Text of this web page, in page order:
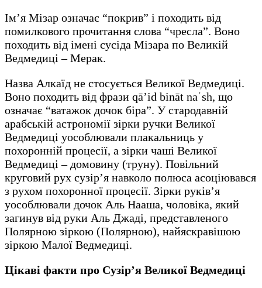
Ім’я Мізар означає “покрив” і походить від
помилкового прочитання слова “чресла”. Воно
походить від імені сусіда Мізара по Великій
Ведмедиці – Мерак.
Назва Алкаїд не стосується Великої Ведмедиці.
Воно походить від фрази qā’id bināt naʿsh, що
означає “ватажок дочок біра”. У стародавній
арабській астрономії зірки ручки Великої
Ведмедиці уособлювали плакальниць у
похоронній процесії, а зірки чаші Великої
Ведмедиці – домовину (труну). Повільний
круговий рух сузір’я навколо полюса асоціювався
з рухом похоронної процесії. Зірки руків’я
уособлювали дочок Аль Нааша, чоловіка, який
загинув від руки Аль Джаді, представленого
Полярною зіркою (Полярною), найяскравішою
зіркою Малої Ведмедиці.
Цікаві факти про Сузір’я Великої Ведмедиці